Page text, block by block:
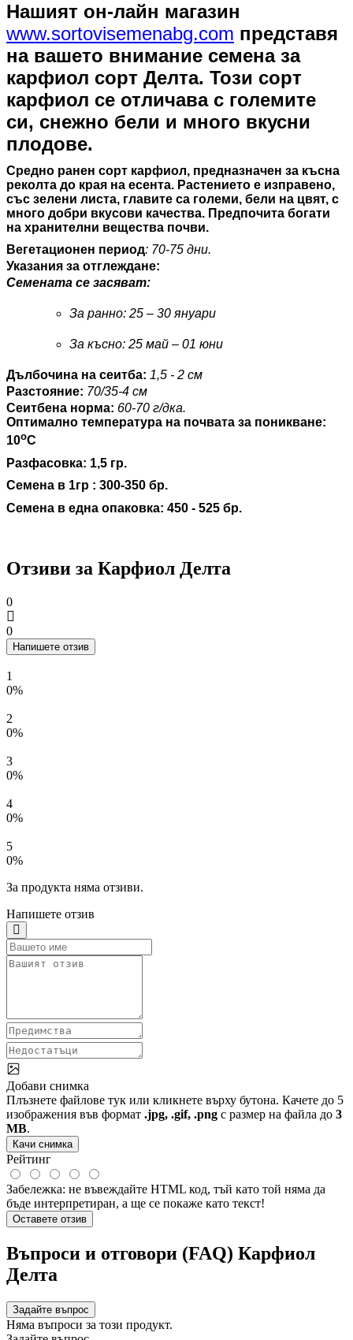
Нашият он-лайн магазин
www.sortovisemenabg.com представя
на вашето внимание семена за
карфиол сорт Делта. Този сорт
карфиол се отличава с големите
си, снежно бели и много вкусни
плодове.
Средно ранен сорт карфиол, предназначен за късна
реколта до края на есента. Растението е изправено,
със зелени листа, главите са големи, бели на цвят, с
много добри вкусови качества. Предпочита богати
на хранителни вещества почви.
Вегетационен период: 70-75 дни.
Указания за отглеждане:
Семената се засяват:
За ранно: 25 – 30 януари
За късно: 25 май – 01 юни
Дълбочина на сеитба: 1,5 - 2 см
Разстояние: 70/35-4 см
Сеитбена норма: 60-70 г/дка.
Оптимално температура на почвата за поникване:
10оС
Разфасовка: 1,5 гр.
Семена в 1гр : 300-350 бр.
Семена в една опаковка: 450 - 525 бр.
Отзиви за Карфиол Делта
0
0
Напишете отзив
1
0%
2
0%
3
0%
4
0%
5
0%
За продукта няма отзиви.
Напишете отзив
Добави снимка
Плъзнете файлове тук или кликнете върху бутона. Качете до 5
изображения във формат .jpg, .gif, .png с размер на файла до 3
MB.
Качи снимка
Рейтинг
Забележка: не въвеждайте HTML код, тъй като той няма да
бъде интерпретиран, а ще се покаже като текст!
Оставете отзив
Въпроси и отговори (FAQ) Карфиол
Делта
Задайте въпрос
Няма въпроси за този продукт.